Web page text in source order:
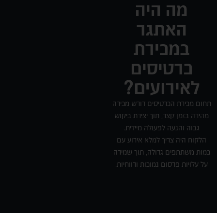
מה היה
האתגר
במכירת
כרטיסים
לאירועים?
תחום מכירת הכרטיסים דורש מכירה
מהירה בזמן קצר, תוך יצירת ביקוש
גבוה והנעה לפעולה מיידית.
הלקוח היה צריך למלא אירוע עם
כמות משתתפים גדולה, תוך שמירה
על עלויות פרסום נמוכות ורווחיות.